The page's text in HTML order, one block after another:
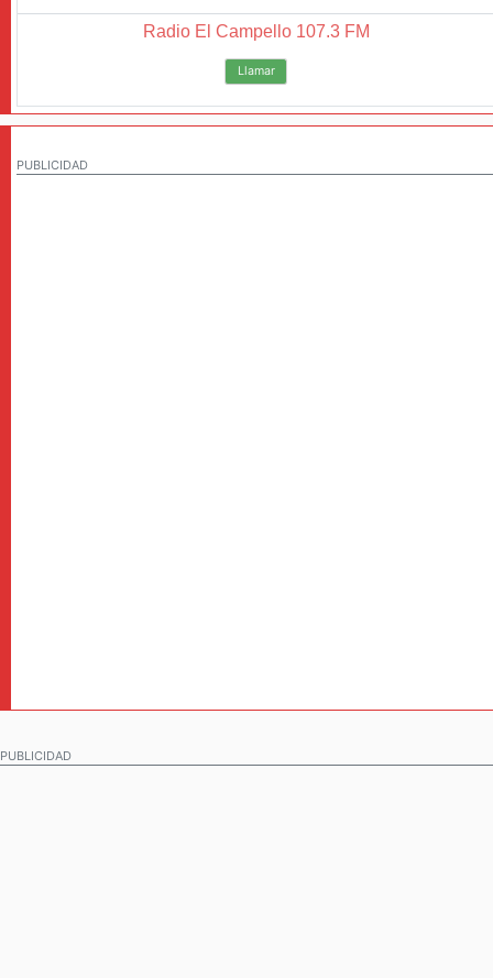
Radio El Campello 107.3 FM
Llamar
PUBLICIDAD
PUBLICIDAD